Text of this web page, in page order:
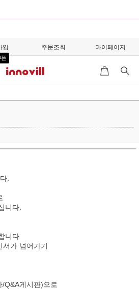
입
폰
주문조회 마이페이지
.
니다.
니다
서가 넘어가기
Q&A게시판)으로